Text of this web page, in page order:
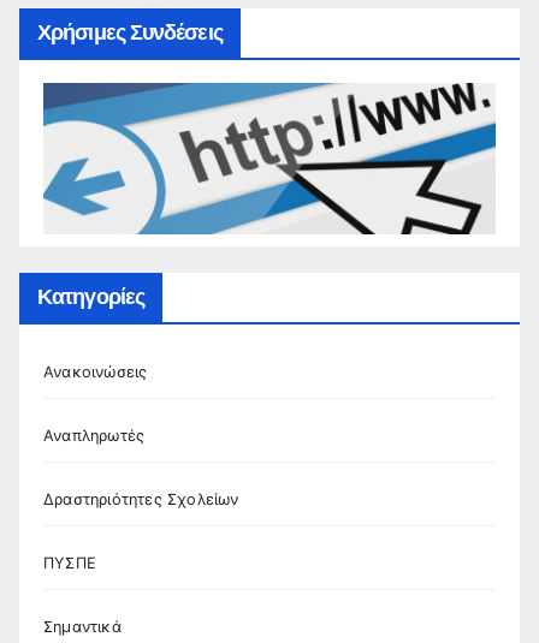
Χρήσιμες Συνδέσεις
Κατηγορίες
Ανακοινώσεις
Αναπληρωτές
Δραστηριότητες Σχολείων
ΠΥΣΠΕ
Σημαντικά